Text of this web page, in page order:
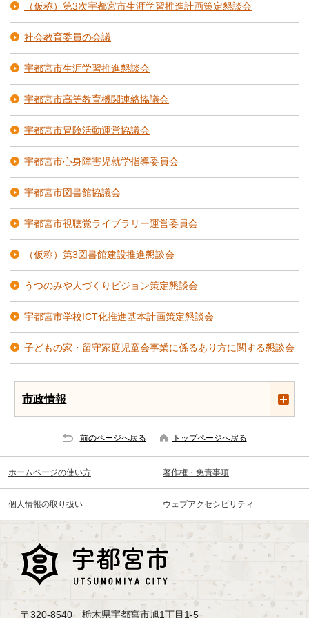
（仮称）第3次宇都宮市生涯学習推進計画策定懇談会
社会教育委員の会議
宇都宮市生涯学習推進懇談会
宇都宮市高等教育機関連絡協議会
宇都宮市冒険活動運営協議会
宇都宮市心身障害児就学指導委員会
宇都宮市図書館協議会
宇都宮市視聴覚ライブラリー運営委員会
（仮称）第3図書館建設推進懇談会
うつのみや人づくりビジョン策定懇談会
宇都宮市学校ICT化推進基本計画策定懇談会
子どもの家・留守家庭児童会事業に係るあり方に関する懇談会
市政情報
前のページへ戻る トップページへ戻る
ホームページの使い方 著作権・免責事項
個人情報の取り扱い ウェブアクセシビリティ
〒320-8540 栃木県宇都宮市旭1丁目1-5